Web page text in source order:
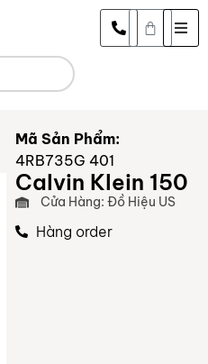
Mã Sản Phẩm:
4RB735G 401
Calvin Klein 150
Cửa Hàng: Đồ Hiệu US
Hàng order